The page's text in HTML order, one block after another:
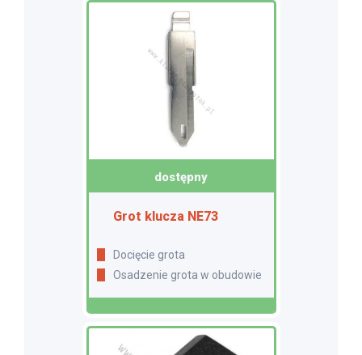
dostępny
Grot klucza NE73
Docięcie grota
Osadzenie grota w obudowie